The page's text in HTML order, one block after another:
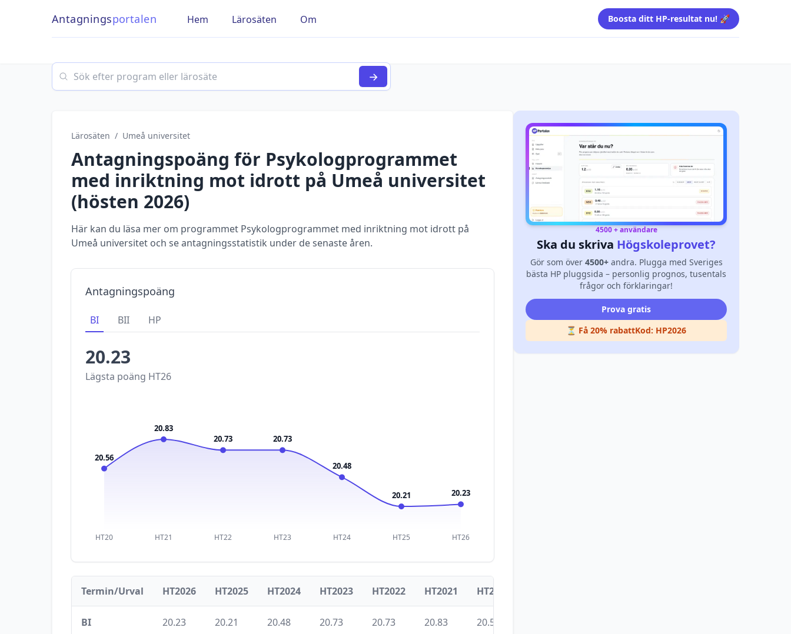
Antagningsportalen Hem Lärosäten Om Boosta ditt HP-resultat nu! 🚀
Search
→
Lärosäten / Umeå universitet
Antagningspoäng för Psykologprogrammet
med inriktning mot idrott på Umeå universitet
(hösten 2026)
Här kan du läsa mer om programmet Psykologprogrammet med inriktning mot idrott på
Umeå universitet och se antagningsstatistik under de senaste åren.
Antagningspoäng
BI BII HP
20.23
Lägsta poäng HT26
HT20 HT21 HT22 HT23 HT24 HT25 HT26
20.56
20.83
20.73
20.73
20.48
20.21 20.23
Termin/Urval HT2026 HT2025 HT2024 HT2023 HT2022 HT2021 HT2020
BI 20.23 20.21 20.48 20.73 20.73 20.83 20.56
4500 + användare
Ska du skriva Högskoleprovet?
Gör som över 4500+andra. Plugga med Sveriges
bästa HP pluggsida – personlig prognos, tusentals
frågor och förklaringar!
Prova gratis
⏳ Få 20% rabattKod: HP2026